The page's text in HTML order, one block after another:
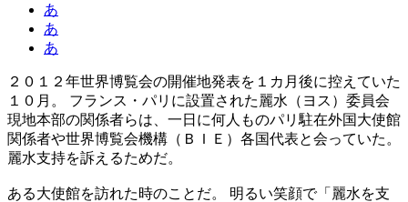
あ
あ
あ
２０１２年世界博覧会の開催地発表を１カ月後に控えていた
１０月。 フランス・パリに設置された麗水（ヨス）委員会
現地本部の関係者らは、一日に何人ものパリ駐在外国大使館
関係者や世界博覧会機構（ＢＩＥ）各国代表と会っていた。
麗水支持を訴えるためだ。
ある大使館を訪れた時のことだ。 明るい笑顔で「麗水を支